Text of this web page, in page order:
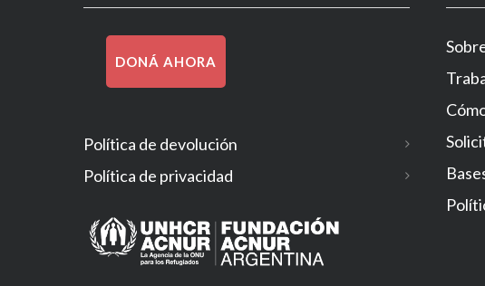
DONÁ AHORA
Política de devolución
Política de privacidad